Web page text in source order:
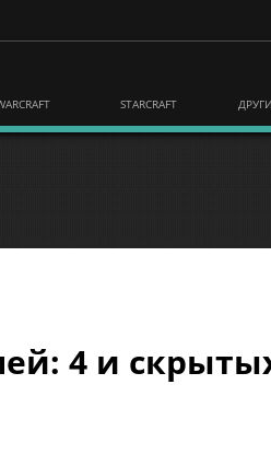
STARCRAFT
4 и